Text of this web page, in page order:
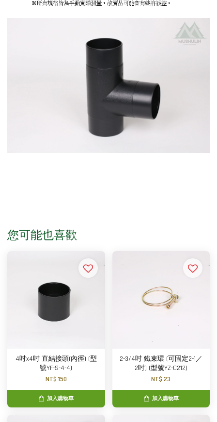
您可能也喜歡
4吋x4吋 直結接頭(內徑) (型
號YF-S-4-4)
NT$ 150
加入購物車
2-3/4吋 鐵束環 (可固定2-1／
2吋) (型號YZ-C212)
NT$ 23
加入購物車